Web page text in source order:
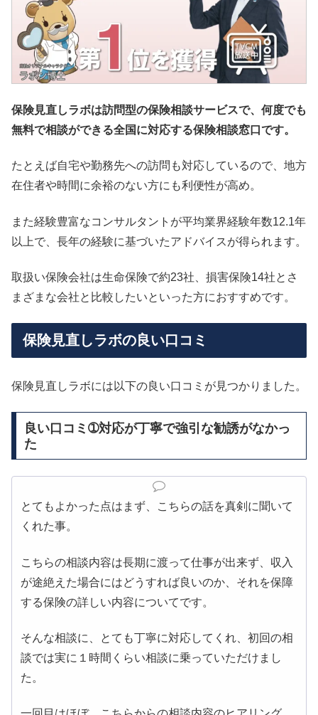
保険見直しラボは訪問型の保険相談サービスで、何度でも
無料で相談ができる全国に対応する保険相談窓口です。
たとえば自宅や勤務先への訪問も対応しているので、地方
在住者や時間に余裕のない方にも利便性が高め。
また経験豊富なコンサルタントが平均業界経験年数12.1年
以上で、長年の経験に基づいたアドバイスが得られます。
取扱い保険会社は生命保険で約23社、損害保険14社とさ
まざまな会社と比較したいといった方におすすめです。
保険見直しラボの良い口コミ
保険見直しラボには以下の良い口コミが見つかりました。
良い口コミ➀対応が丁寧で強引な勧誘がなかっ
た
とてもよかった点はまず、こちらの話を真剣に聞いて
くれた事。
こちらの相談内容は長期に渡って仕事が出来ず、収入
が途絶えた場合にはどうすれば良いのか、それを保障
する保険の詳しい内容についてです。
そんな相談に、とても丁寧に対応してくれ、初回の相
談では実に１時間くらい相談に乗っていただけまし
た。